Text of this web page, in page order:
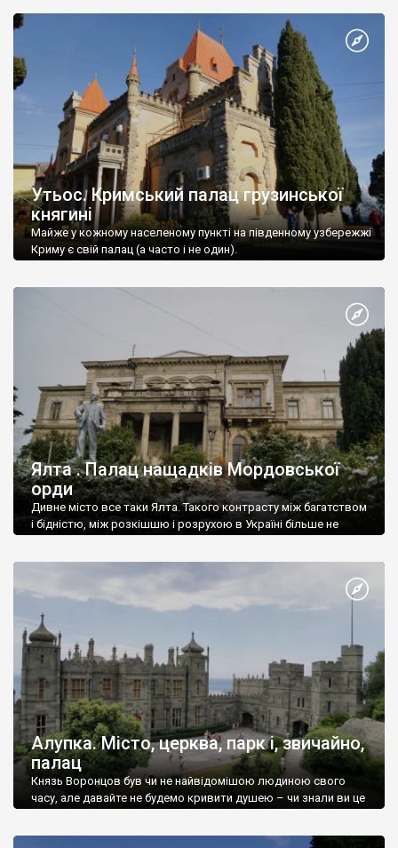
Утьос. Кримський палац грузинської
княгині
Майже у кожному населеному пункті на південному узбережжі
Криму є свій палац (а часто і не один).
Ялта . Палац нащадків Мордовської
орди
Дивне місто все таки Ялта. Такого контрасту між багатством
і бідністю, між розкішшю і розрухою в Україні більше не
Алупка. Місто, церква, парк і, звичайно,
палац
Князь Воронцов був чи не найвідомішою людиною свого
часу, але давайте не будемо кривити душею – чи знали ви це